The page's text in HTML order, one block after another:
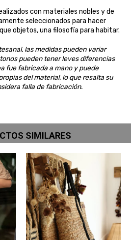
con materiales nobles y de
seleccionados para hacer
objetos, una filosofía para habitar.
las medidas pueden variar
pueden tener leves diferencias
fue fabricada a mano y puede
del material, lo que resalta su
falla de fabricación.
SIMILARES